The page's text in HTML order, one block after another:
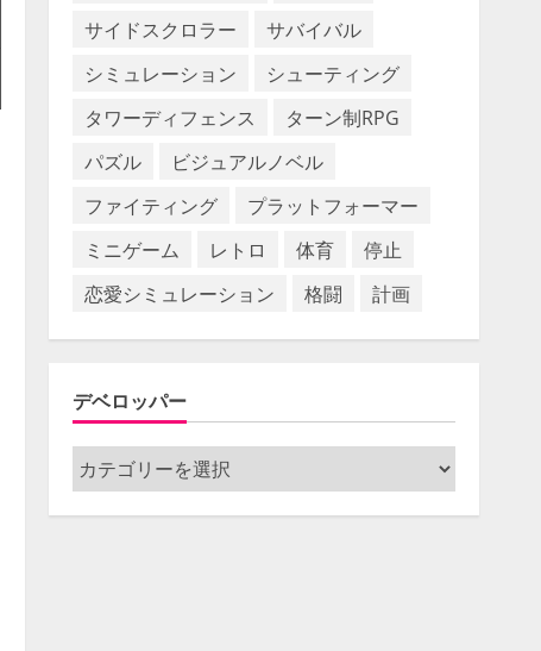
サイドスクロラー
サバイバル
シミュレーション
シューティング
タワーディフェンス
ターン制RPG
パズル
ビジュアルノベル
ファイティング
プラットフォーマー
ミニゲーム
レトロ 体育
停止
恋愛シミュレーション
格闘 計画
デベロッパー
デ
ベ